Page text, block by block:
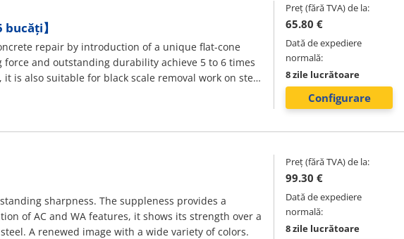
】
repair by introduction of a unique flat-cone
force and outstanding durability achieve 5 to 6 times
is also suitable for black scale removal work on steel
Preț (fără TVA) de la:
65.80 €
Dată de expediere
normală:
8 zile lucrătoare
Configurare
sharpness. The suppleness provides a
of AC and WA features, it shows its strength over a
A renewed image with a wide variety of colors.
Preț (fără TVA) de la:
99.30 €
Dată de expediere
normală:
8 zile lucrătoare